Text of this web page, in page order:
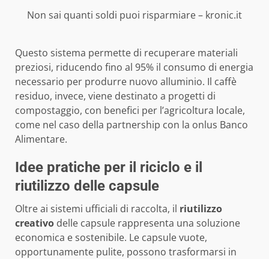
Non sai quanti soldi puoi risparmiare – kronic.it
Questo sistema permette di recuperare materiali
preziosi, riducendo fino al 95% il consumo di energia
necessario per produrre nuovo alluminio. Il caffè
residuo, invece, viene destinato a progetti di
compostaggio, con benefici per l’agricoltura locale,
come nel caso della partnership con la onlus Banco
Alimentare.
Idee pratiche per il riciclo e il
riutilizzo delle capsule
Oltre ai sistemi ufficiali di raccolta, il riutilizzo
creativo delle capsule rappresenta una soluzione
economica e sostenibile. Le capsule vuote,
opportunamente pulite, possono trasformarsi in